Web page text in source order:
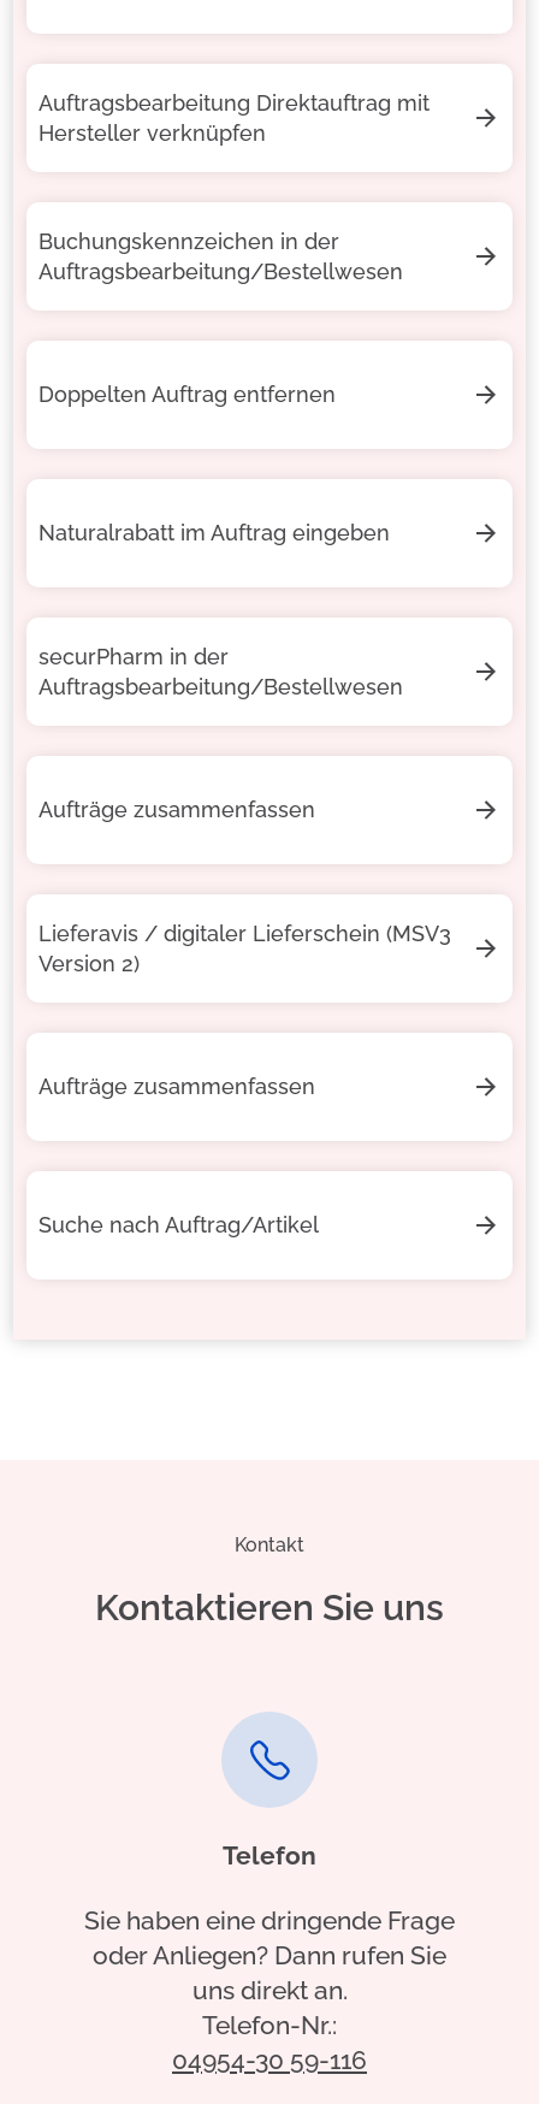
Auftragsbearbeitung Direktauftrag mit
Hersteller verknüpfen
Buchungskennzeichen in der
Auftragsbearbeitung/Bestellwesen
Doppelten Auftrag entfernen
Naturalrabatt im Auftrag eingeben
securPharm in der
Auftragsbearbeitung/Bestellwesen
Aufträge zusammenfassen
Lieferavis / digitaler Lieferschein (MSV3
Version 2)
Aufträge zusammenfassen
Suche nach Auftrag/Artikel
Kontakt
Kontaktieren Sie uns
Telefon
Sie haben eine dringende Frage
oder Anliegen? Dann rufen Sie
uns direkt an.
Telefon-Nr.:
04954-30 59-116